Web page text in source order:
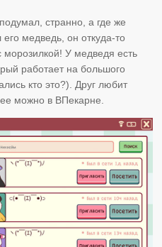
странно, а где же
медведь, он откуда-то
У медведя есть
работает на большого
кто это?). Друг любит
можно в ВПекарне.